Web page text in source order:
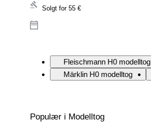
Solgt for 55 €
Fleischmann H0 modelltog
Märklin H0 modelltog
Populær i Modelltog